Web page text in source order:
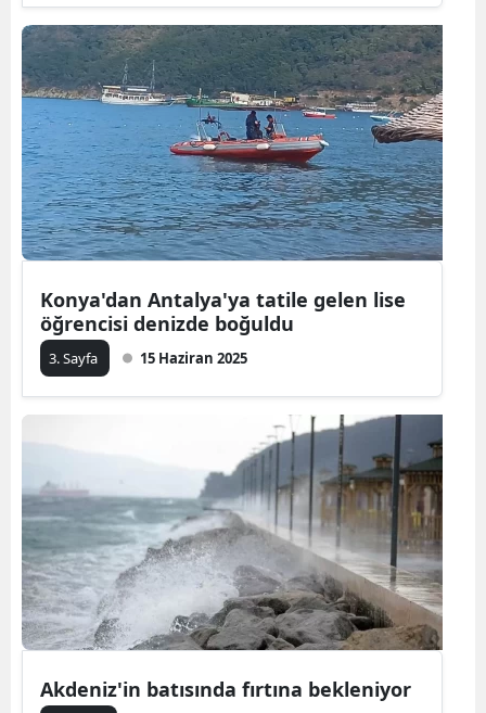
Konya'dan Antalya'ya tatile gelen lise
öğrencisi denizde boğuldu
3. Sayfa 15 Haziran 2025
Akdeniz'in batısında fırtına bekleniyor